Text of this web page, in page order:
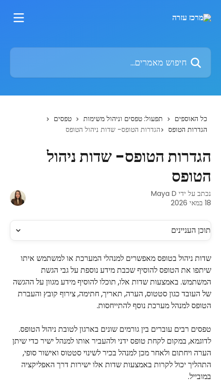
חיפוש מאמרים...
כל האוספים תפעול: טפסים וניהול משימות
טפסים
הגדרות הטופס
הגדרות הטופס- שדות ניהול הטופס
הגדרות הטופס- שדות ניהול
הטופס
נכתב על ידי Maya D
18 במאי 2026
תוכן העניינים
שדות ניהול בטופס מאפשרים למנהלי המערכת או למשתמש איתו
שיתפו את הטופס להוסיף שכבת מידע נוספת על גבי הגשת
המשתמש. באמצעות שדות אלו, תוכלו להוסיף מידע מגוון על ההגשה
של העובד כגון סטטוס, הערה, תאריך, חתימה, צירוף קובץ והעברת
הטופס למנהל מערכת נוסף להתייחסות.
טפסים רבים עוברים בין גורמים שונים בארגון לטובת ניהול הטופס.
לדוגמא, במקום לקחת טופס ידני ולהעביר אותו למנהל ישיר כדי שיתן
הערה ויחתום ולאחר מכן למנהל בכיר לשינוי סטטוס ואישור סופי,
התהליך יכול לקרות באמצעות שדות אלו ישירות דרך האפליקציה
במובייל.